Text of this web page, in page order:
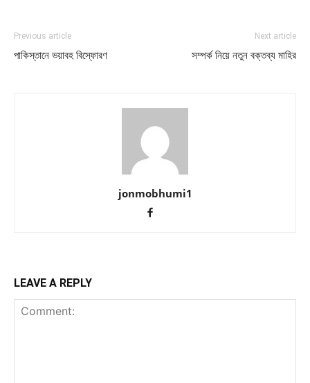
Previous article
পাকিস্তানে ভয়াবহ বিস্ফোরণ
Next article
সম্পর্ক নিয়ে নতুন বক্তব্য মাহির
jonmobhumi1
LEAVE A REPLY